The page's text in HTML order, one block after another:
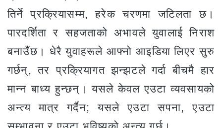
तिर्ने प्रक्रियासम्म, हरेक चरणमा जटिलता छ।
पारदर्शिता र सहजताको अभावले युवालाई निराश
बनाउँछ। धेरै युवाहरूले आफ्नो आइडिया लिएर सुरु
गर्छन्, तर प्रक्रियागत झन्झटले गर्दा बीचमै हार
मान्न बाध्य हुन्छन्। यसले केवल एउटा व्यवसायको
अन्त्य मात्र गर्दैन; यसले एउटा सपना, एउटा